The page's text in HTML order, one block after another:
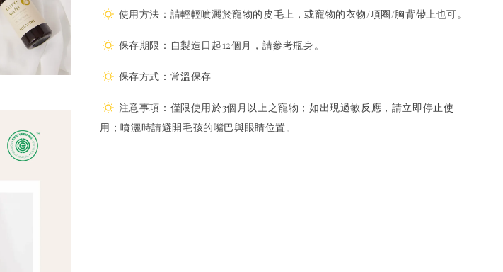
使用方法：請輕輕噴灑於寵物的皮毛上，或寵物的衣物/項圈/胸背帶上也可。
保存期限：自製造日起12個月，請參考瓶身。
保存方式：常溫保存
注意事項：僅限使用於3個月以上之寵物；如出現過敏反應，請立即停止使
用；噴灑時請避開毛孩的嘴巴與眼睛位置。